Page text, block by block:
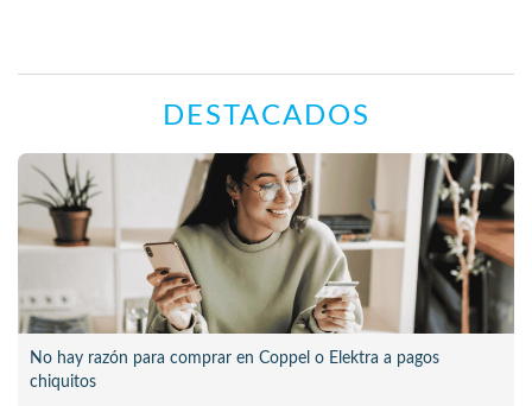
DESTACADOS
No hay razón para comprar en Coppel o Elektra a pagos
chiquitos